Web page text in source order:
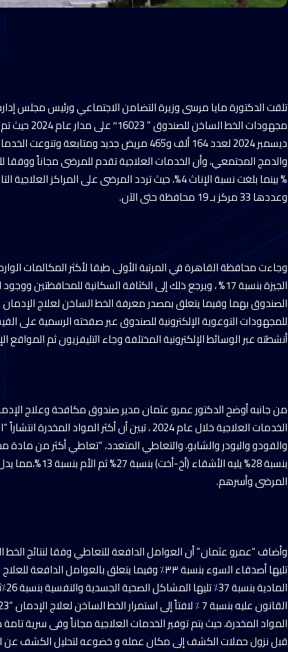
تلقت الدكتورة مايا مرسى وزيرة التضامن الاجتماعي ورئيس مجلس
مجهودات
ديسمبر 2024 لعدد 164 ألف و465 مريض جديد
وعددها 33 مركز بـ 19 محافظة حتى الآن.
الجيزة بنسبة 17% ، ويرجع ذلك إلى الكثافة السكانية
أنشطته عبر الوسائط الإلكترونية المختلفة وجاء التليفزيون ثم
من جانبه أوضح الدكتور عمرو عثمان مدير صندوق مكافحة وعلاج
الخدمات العلاجية خلال عام 2024 ، تبين أن أكثر
والفودو والبودر والشابو، والتعاطي المتعدد، “تعاطي أكثر من مادة
بنسبة 28% يليه
المرضى وأسرهم.
؜تليها أصدقاء السوء بنسبة ٣٣٪؜ وفيما يتعلق
المواد المخدرة، حيث يتم توفير الخدمات العلاجية مجاناً وفى سرية
قبل نزول حملات الكشف إلى مكان عمله و خضوعه لتحليل الكشف عن